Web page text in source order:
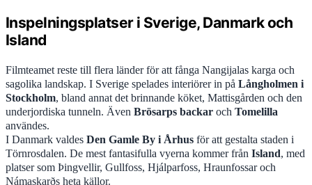
Inspelningsplatser i Sverige, Danmark och
Island
Filmteamet reste till flera länder för att fånga Nangijalas karga och
sagolika landskap. I Sverige spelades interiörer in på Långholmen i
Stockholm, bland annat det brinnande köket, Mattisgården och den
underjordiska tunneln. Även Brösarps backar och Tomelilla
användes.
I Danmark valdes Den Gamle By i Århus för att gestalta staden i
Törnrosdalen. De mest fantasifulla vyerna kommer från Island, med
platser som Þingvellir, Gullfoss, Hjálparfoss, Hraunfossar och
Námaskarðs heta källor.